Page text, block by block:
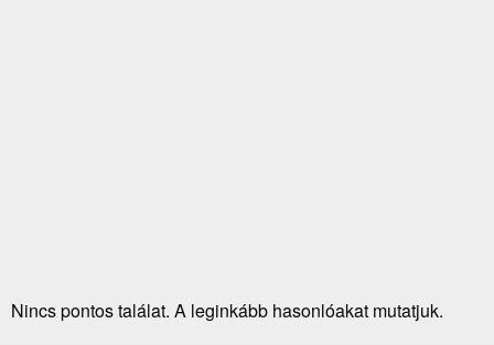
Nincs pontos találat. A leginkább hasonlóakat mutatjuk.